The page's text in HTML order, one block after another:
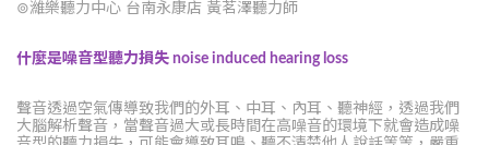
⊚濰樂聽力中心 台南永康店 黃茗澤聽力師
什麼是噪音型聽力損失 noise induced hearing loss
聲音透過空氣傳導致我們的外耳、中耳、內耳、聽神經，透過我們
大腦解析聲音，當聲音過大或長時間在高噪音的環境下就會造成噪